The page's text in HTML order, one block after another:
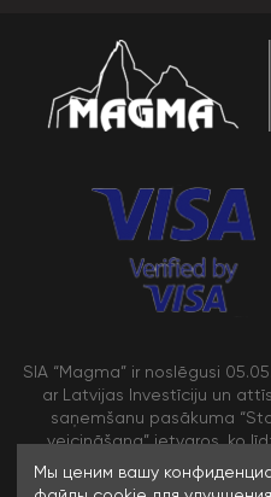
SIA “Magma” ir noslēgusi
ar Latvijas Investīciju un
saņemšanu pasākuma
veicināšana” ietvaros, ko
Мы ценим вашу